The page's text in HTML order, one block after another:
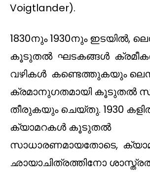
Voigtlander).
1830നും 1930നും ഇടയിൽ,
കൂടുതൽ ഘടകങ്ങൾ
വഴികൾ കണ്ടെത്തുകയും
ക്രമാനുഗതമായി കൂടുതൽ
തീരുകയും ചെയ്തു. 1930
ക്യാമറകൾ കൂടുതൽ
സാധാരണമായതോടെ,
ഛായാചിത്രത്തിനോ